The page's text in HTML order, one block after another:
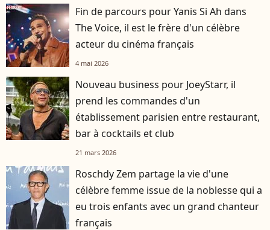
Fin de parcours pour Yanis Si Ah dans
The Voice, il est le frère d'un célèbre
acteur du cinéma français
4 mai 2026
Nouveau business pour JoeyStarr, il
prend les commandes d'un
établissement parisien entre restaurant,
bar à cocktails et club
21 mars 2026
Roschdy Zem partage la vie d'une
célèbre femme issue de la noblesse qui a
eu trois enfants avec un grand chanteur
français